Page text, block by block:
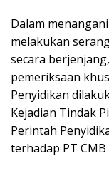
Dalam
melakukan
secara
pemeriksaan
Penyidikan
Kejadian Tindak
Perintah
terhadap PT CMB